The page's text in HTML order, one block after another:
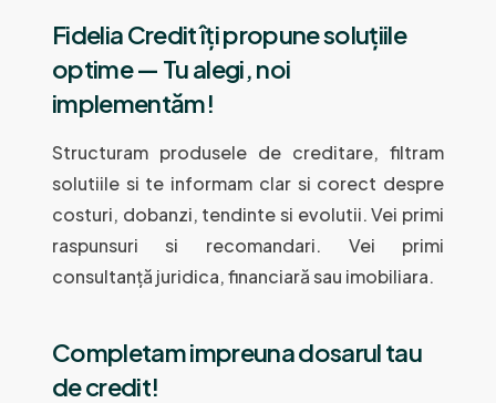
Fidelia Credit îți propune soluțiile
optime — Tu alegi, noi
implementăm!
Structuram produsele de creditare, filtram
solutiile si te informam clar si corect despre
costuri, dobanzi, tendinte si evolutii. Vei primi
raspunsuri si recomandari. Vei primi
consultanță juridica, financiară sau imobiliara.
Completam impreuna dosarul tau
de credit!